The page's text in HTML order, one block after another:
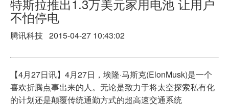
电力
新能源
特斯拉推出1.3万美元家用电池 让用户
不怕停电
腾讯科技 2015-04-27 10:43:02
【4月27日讯】4月27日，埃隆·马斯克(ElonMusk)是一个
喜欢折腾点事出来的人。无论是致力于将太空探索私有化
的计划还是颠覆传统通勤方式的超高速交通系统